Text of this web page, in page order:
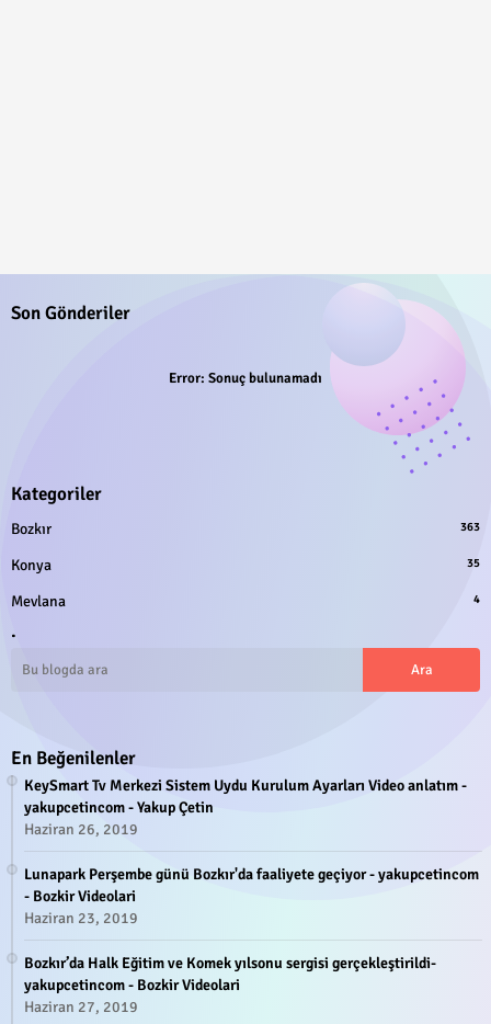
Son Gönderiler
Error: Sonuç bulunamadı
Kategoriler
Bozkır 363
Konya 35
Mevlana 4
.
En Beğenilenler
KeySmart Tv Merkezi Sistem Uydu Kurulum Ayarları Video anlatım -
yakupcetincom - Yakup Çetin
Haziran 26, 2019
Lunapark Perşembe günü Bozkır'da faaliyete geçiyor - yakupcetincom
- Bozkir Videolari
Haziran 23, 2019
Bozkır’da Halk Eğitim ve Komek yılsonu sergisi gerçekleştirildi-
yakupcetincom - Bozkir Videolari
Haziran 27, 2019